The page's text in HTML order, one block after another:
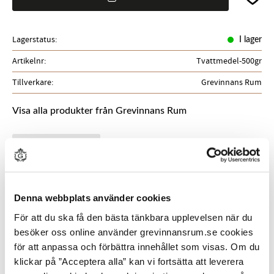
Denna webbplats använder cookies
För att du ska få den bästa tänkbara upplevelsen när du
besöker oss online använder grevinnansrum.se cookies
för att anpassa och förbättra innehållet som visas. Om du
klickar på ”Acceptera alla” kan vi fortsätta att leverera
Lagerstatus I lager
Artikelnr
Tvattmedel-500gr
Tillverkare
Grevinnans Rum
Visa alla produkter från Grevinnans Rum
Miljövänligt tvättmedel tillverkat av återvunna rester
från vår populära Saltvattentvål No:1. Tvättar effektivt
bort fläckar som blod, blåbär, kaffe och rödvin utan
syntetiska tillsatser. Passar även känsliga textilier som